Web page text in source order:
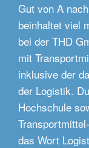
Gut von A
beinhaltet viel
bei der THD
mit
inklusive der
der Logistik.
Hochschule
das Wort